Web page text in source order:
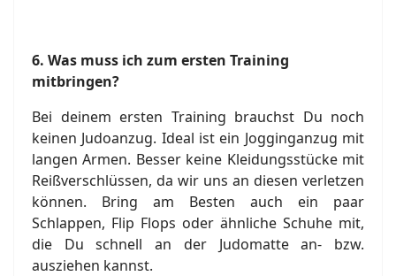
6. Was muss ich zum ersten Training
mitbringen?
Bei deinem ersten Training brauchst Du noch
keinen Judoanzug. Ideal ist ein Jogginganzug mit
langen Armen. Besser keine Kleidungsstücke mit
Reißverschlüssen, da wir uns an diesen verletzen
können. Bring am Besten auch ein paar
Schlappen, Flip Flops oder ähnliche Schuhe mit,
die Du schnell an der Judomatte an- bzw.
ausziehen kannst.